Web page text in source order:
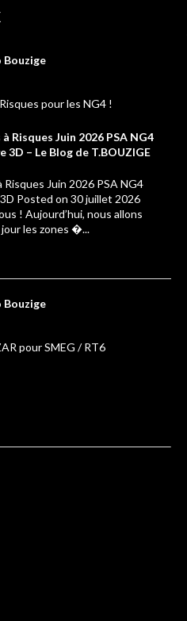
Bouzige
pour les NG4 !
Risques Juin 2026 PSA NG4
– Le Blog de T.BOUZIGE
Risques Juin 2026 PSA NG4
Posted on 30 juillet 2026
! Aujourd’hui, nous allons
les zones �...
Bouzige
pour SMEG / RT6